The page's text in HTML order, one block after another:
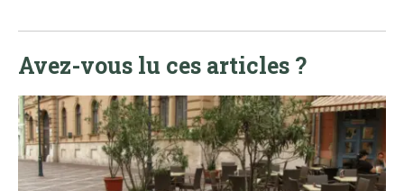
Avez-vous lu ces articles ?